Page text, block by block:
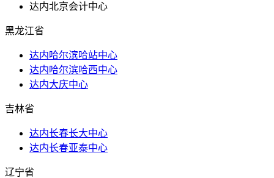
达内北京会计中心
黑龙江省
达内哈尔滨哈站中心
达内哈尔滨哈西中心
达内大庆中心
吉林省
达内长春长大中心
达内长春亚泰中心
辽宁省